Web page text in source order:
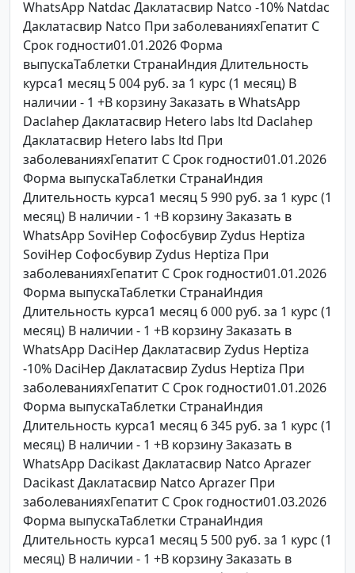
WhatsApp Natdac Даклатасвир Natco -10% Natdac
Даклатасвир Natco При заболеванияхГепатит C
Срок годности01.01.2026 Форма
выпускаТаблетки СтранаИндия Длительность
курса1 месяц 5 004 руб. за 1 курс (1 месяц) В
наличии - 1 +В корзину Заказать в WhatsApp
Daclahep Даклатасвир Hetero labs ltd Daclahep
Даклатасвир Hetero labs ltd При
заболеванияхГепатит C Срок годности01.01.2026
Форма выпускаТаблетки СтранаИндия
Длительность курса1 месяц 5 990 руб. за 1 курс (1
месяц) В наличии - 1 +В корзину Заказать в
WhatsApp SoviHep Софосбувир Zydus Heptiza
SoviHep Софосбувир Zydus Heptiza При
заболеванияхГепатит C Срок годности01.01.2026
Форма выпускаТаблетки СтранаИндия
Длительность курса1 месяц 6 000 руб. за 1 курс (1
месяц) В наличии - 1 +В корзину Заказать в
WhatsApp DaciHep Даклатасвир Zydus Heptiza
-10% DaciHep Даклатасвир Zydus Heptiza При
заболеванияхГепатит C Срок годности01.01.2026
Форма выпускаТаблетки СтранаИндия
Длительность курса1 месяц 6 345 руб. за 1 курс (1
месяц) В наличии - 1 +В корзину Заказать в
WhatsApp Dacikast Даклатасвир Natco Aprazer
Dacikast Даклатасвир Natco Aprazer При
заболеванияхГепатит C Срок годности01.03.2026
Форма выпускаТаблетки СтранаИндия
Длительность курса1 месяц 5 500 руб. за 1 курс (1
месяц) В наличии - 1 +В корзину Заказать в